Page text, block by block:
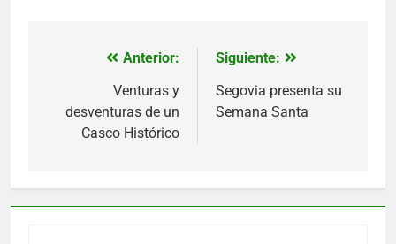
Navegación
entradas
Anterior:
Venturas y
desventuras de un
Casco Histórico
Siguiente:
Segovia presenta su
Semana Santa